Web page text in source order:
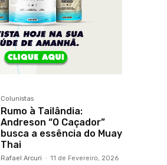
Colunistas
Rumo à Tailândia:
Andreson “O Caçador”
busca a essência do Muay
Thai
Rafael Arcuri - 11 de Fevereiro, 2026